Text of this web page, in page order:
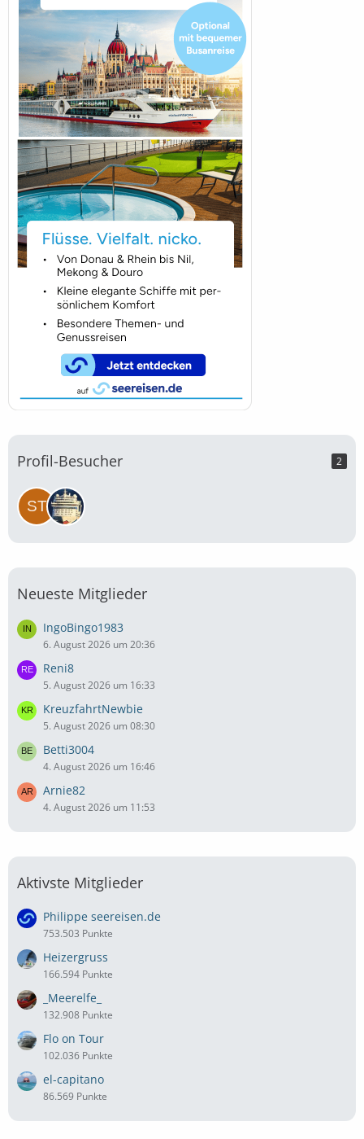
Profil-Besucher 2
Neueste Mitglieder
IngoBingo1983
6. August 2026 um 20:36
Reni8
5. August 2026 um 16:33
KreuzfahrtNewbie
5. August 2026 um 08:30
Betti3004
4. August 2026 um 16:46
Arnie82
4. August 2026 um 11:53
Aktivste Mitglieder
Philippe seereisen.de
753.503 Punkte
Heizergruss
166.594 Punkte
_Meerelfe_
132.908 Punkte
Flo on Tour
102.036 Punkte
el-capitano
86.569 Punkte